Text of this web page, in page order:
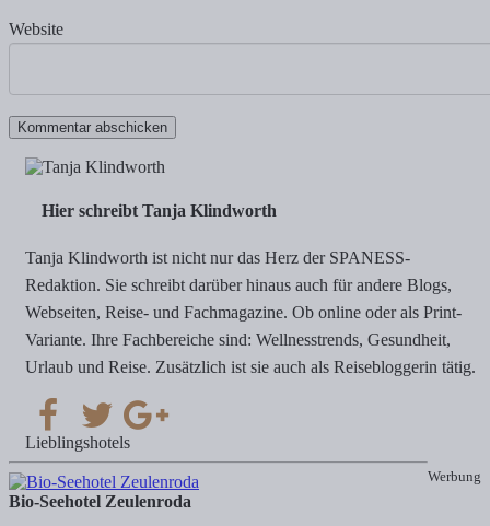
Website
Hier schreibt Tanja Klindworth
Tanja Klindworth ist nicht nur das Herz der SPANESS-
Redaktion. Sie schreibt darüber hinaus auch für andere Blogs,
Webseiten, Reise- und Fachmagazine. Ob online oder als Print-
Variante. Ihre Fachbereiche sind: Wellnesstrends, Gesundheit,
Urlaub und Reise. Zusätzlich ist sie auch als Reisebloggerin tätig.
Werbung
Lieblingshotels
Bio-Seehotel Zeulenroda